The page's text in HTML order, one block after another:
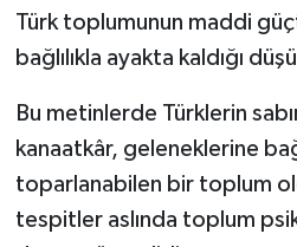
Türk toplumunun maddi
bağlılıkla ayakta kaldığı
Bu metinlerde Türklerin
kanaatkâr, geleneklerine
toparlanabilen bir toplum
tespitler aslında toplum